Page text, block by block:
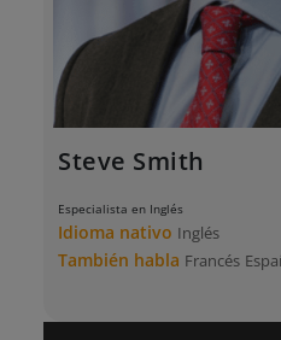
Steve Smith
Especialista en Inglés
Idioma nativo Inglés
También habla Francés